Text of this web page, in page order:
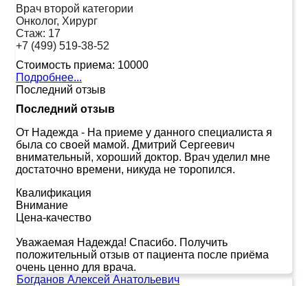
Врач второй категории
Онколог, Хирург
Стаж: 17
+7 (499) 519-38-52
Стоимость приема: 10000
Подробнее...
Последний отзыв
Последний отзыв
От Надежда - На приеме у данного специалиста я
была со своей мамой. Дмитрий Сергеевич
внимательный, хороший доктор. Врач уделил мне
достаточно времени, никуда не торопился.
Квалификация
Внимание
Цена-качество
Уважаемая Надежда! Спасибо. Получить
положительный отзыв от пациента после приёма
очень ценно для врача.
Богданов Алексей Анатольевич